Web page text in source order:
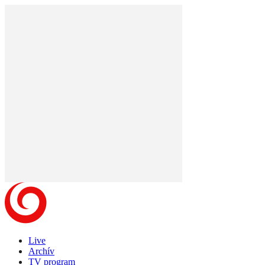
Live
Archív
TV program